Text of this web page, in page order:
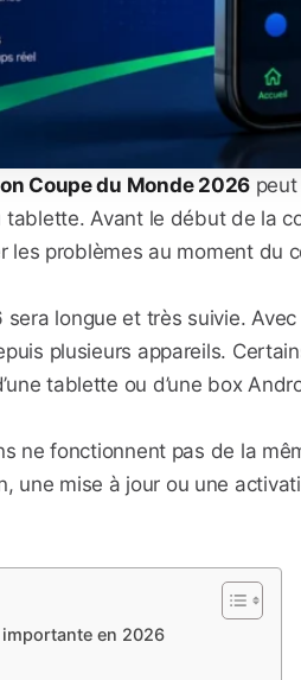
Coupe du Monde 2026peut
tablette. Avant le début de la
problèmes au moment du
longue et très suivie.
plusieurs appareils.
tablette ou d’une box
ne fonctionnent pas de la
une mise à jour ou une
en 2026